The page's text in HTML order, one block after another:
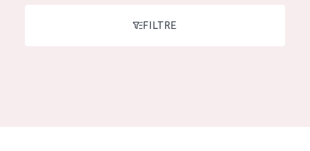
SOLUTIONS POUR LA PEAU
FILTRE